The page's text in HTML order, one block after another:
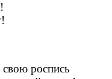
роспись